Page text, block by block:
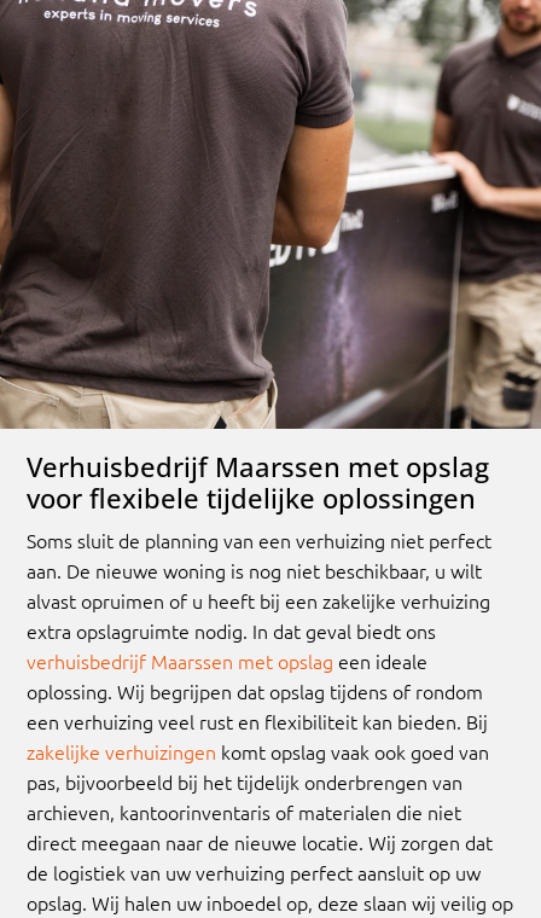
Verhuisbedrijf Maarssen met opslag
voor flexibele tijdelijke oplossingen
Soms sluit de planning van een verhuizing niet perfect
aan. De nieuwe woning is nog niet beschikbaar, u wilt
alvast opruimen of u heeft bij een zakelijke verhuizing
extra opslagruimte nodig. In dat geval biedt ons
verhuisbedrijf Maarssen met opslag een ideale
oplossing. Wij begrijpen dat opslag tijdens of rondom
een verhuizing veel rust en flexibiliteit kan bieden. Bij
zakelijke verhuizingen komt opslag vaak ook goed van
pas, bijvoorbeeld bij het tijdelijk onderbrengen van
archieven, kantoorinventaris of materialen die niet
direct meegaan naar de nieuwe locatie. Wij zorgen dat
de logistiek van uw verhuizing perfect aansluit op uw
opslag. Wij halen uw inboedel op, deze slaan wij veilig op